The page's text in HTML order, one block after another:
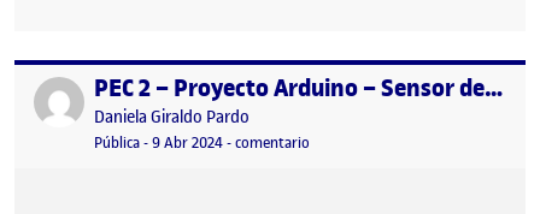
Publicado por PEC 2 – Proyecto Arduino – Sensor de Temperatura Clínico
Publicado por
Daniela Giraldo Pardo
Visibilidad:
Pública-Fecha de publicación
9 Abr 2024-comentario